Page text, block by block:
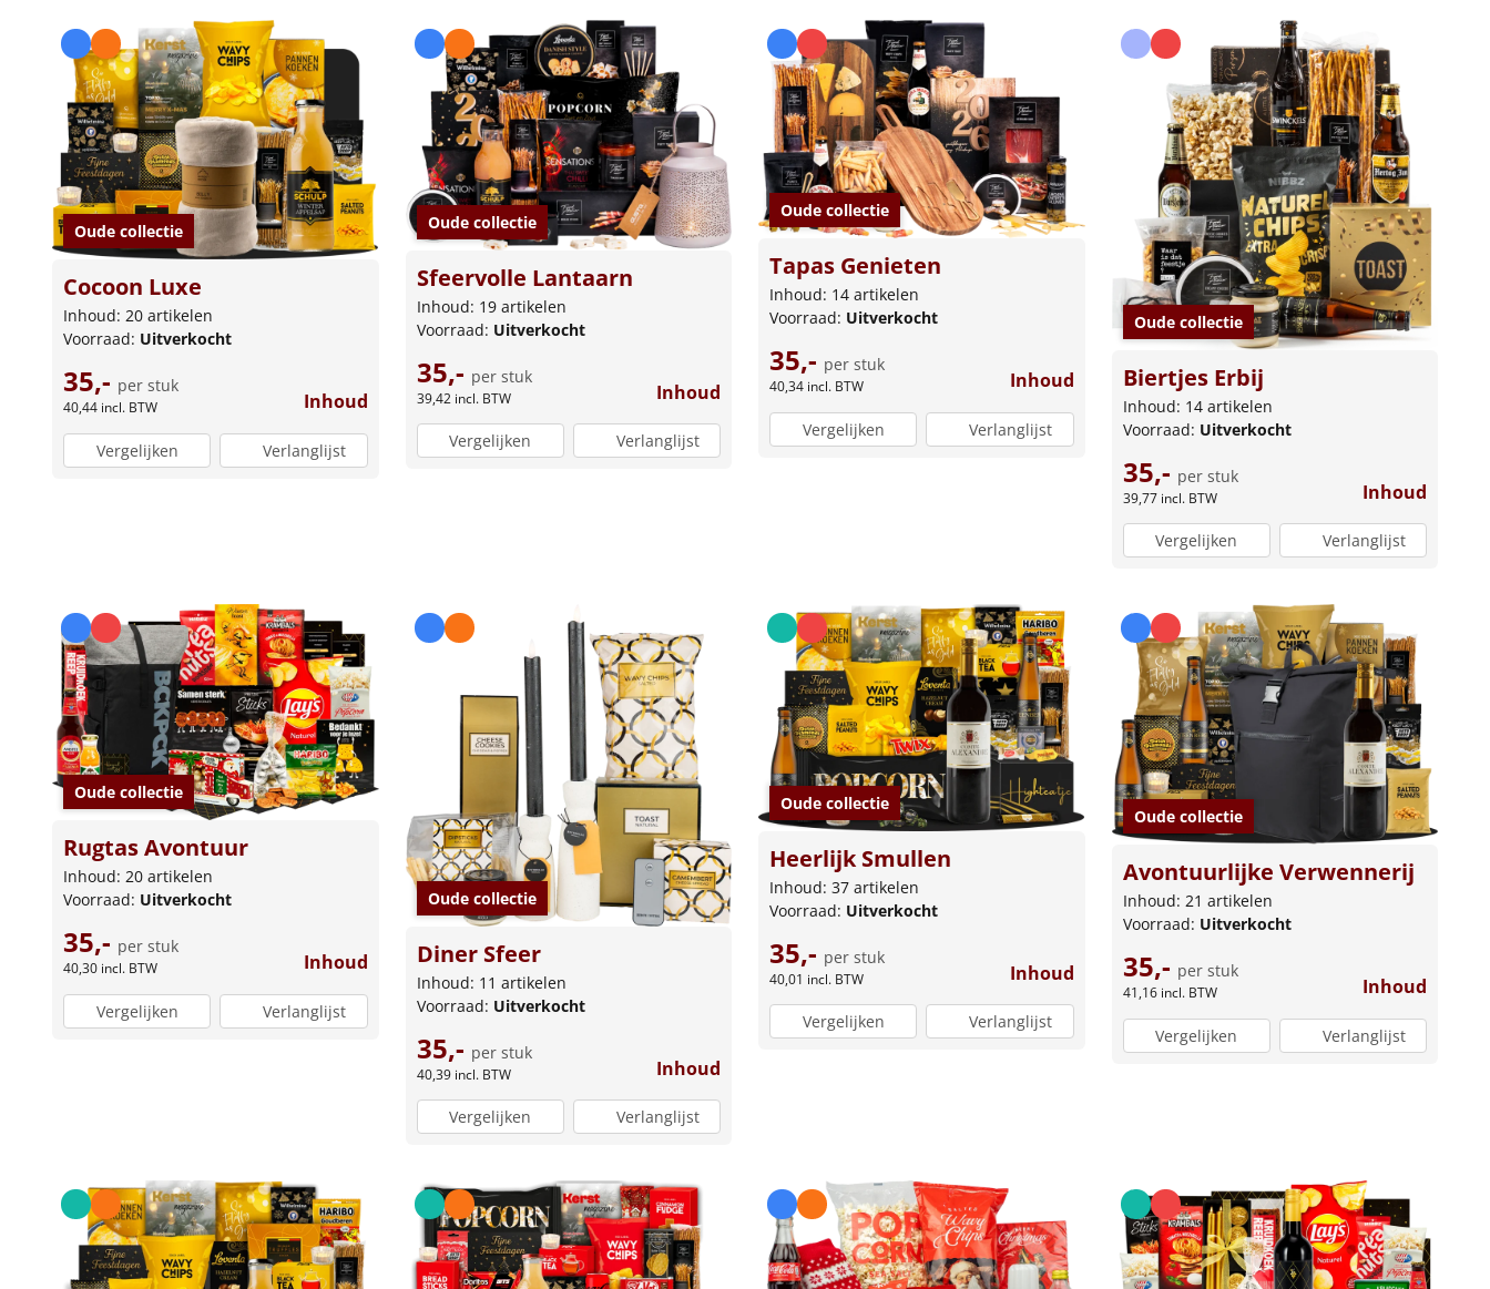
Oude collectie
Cocoon Luxe
Inhoud: 20 artikelen
Voorraad: Uitverkocht
35,- per stuk
40,44 incl. BTW Inhoud
Vergelijken Verlanglijst
Oude collectie
Sfeervolle Lantaarn
Inhoud: 19 artikelen
Voorraad: Uitverkocht
35,- per stuk
39,42 incl. BTW Inhoud
Vergelijken Verlanglijst
Oude collectie
Tapas Genieten
Inhoud: 14 artikelen
Voorraad: Uitverkocht
35,- per stuk
40,34 incl. BTW Inhoud
Vergelijken Verlanglijst
Oude collectie
Biertjes Erbij
Inhoud: 14 artikelen
Voorraad: Uitverkocht
35,- per stuk
39,77 incl. BTW Inhoud
Vergelijken Verlanglijst
Oude collectie
Rugtas Avontuur
Inhoud: 20 artikelen
Voorraad: Uitverkocht
35,- per stuk
40,30 incl. BTW Inhoud
Vergelijken Verlanglijst
Oude collectie
Diner Sfeer
Inhoud: 11 artikelen
Voorraad: Uitverkocht
35,- per stuk
40,39 incl. BTW Inhoud
Vergelijken Verlanglijst
Oude collectie
Heerlijk Smullen
Inhoud: 37 artikelen
Voorraad: Uitverkocht
35,- per stuk
40,01 incl. BTW Inhoud
Vergelijken Verlanglijst
Oude collectie
Avontuurlijke Verwennerij
Inhoud: 21 artikelen
Voorraad: Uitverkocht
35,- per stuk
41,16 incl. BTW Inhoud
Vergelijken Verlanglijst